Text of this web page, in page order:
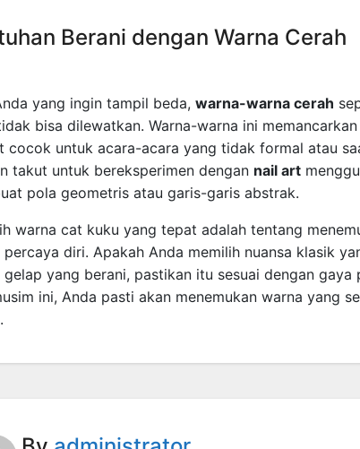
Berani dengan Warna Cerah
yang ingin tampil beda, warna-warna cerah
bisa dilewatkan. Warna-warna ini
cocok untuk acara-acara yang tidak formal atau
takut untuk bereksperimen dengan nail art
pola geometris atau garis-garis abstrak.
warna cat kuku yang tepat adalah tentang
percaya diri. Apakah Anda memilih nuansa klasik
gelap yang berani, pastikan itu sesuai dengan
ini, Anda pasti akan menemukan warna yang